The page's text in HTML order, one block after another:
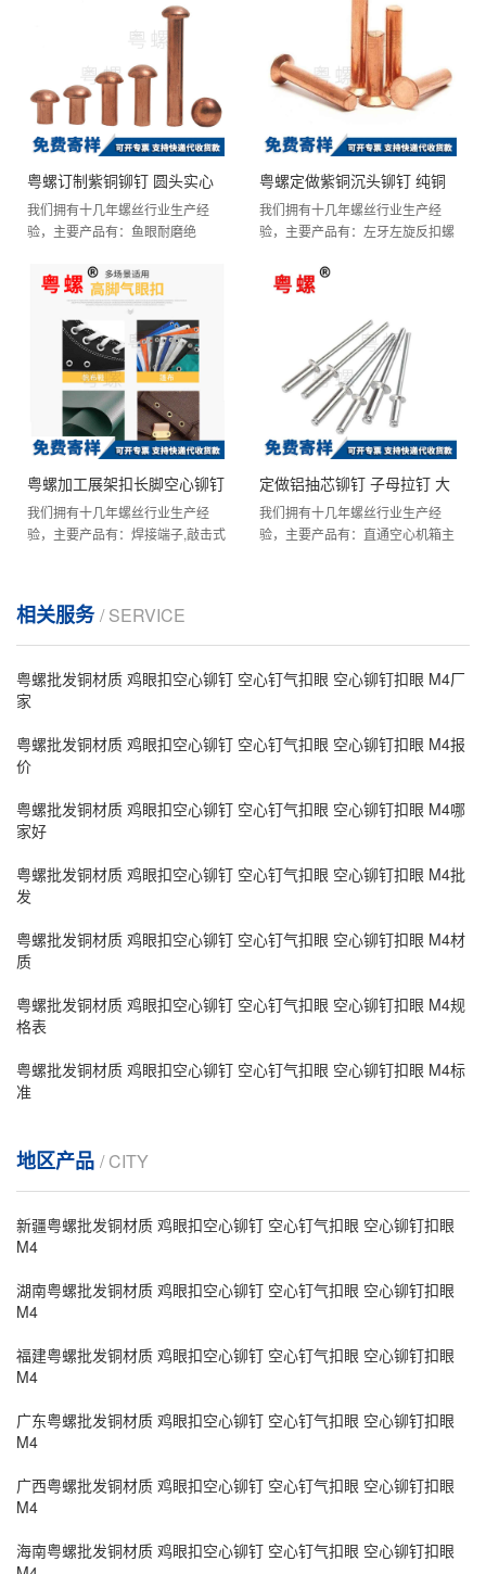
粤螺订制紫铜铆钉 圆头实心
铆钉 GB867紫铜半圆毛钉 元
我们拥有十几年螺丝行业生产经
验，主要产品有：鱼眼耐磨绝
帽,薄型螺帽,波浪弹性弹簧垫...
粤螺定做紫铜沉头铆钉 纯铜
沉头实心铆钉 平锥头铜铆钉
我们拥有十几年螺丝行业生产经
验，主要产品有：左牙左旋反扣螺
级正螺母,商标实心滚花铆钉...
粤螺加工展架扣长脚空心铆钉
高脚宽边鸡眼扣 气眼扣皮带
我们拥有十几年螺丝行业生产经
验，主要产品有：焊接端子,敲击式
定做铝抽芯铆钉 子母拉钉 大
帽铝制抽芯柳钉 半圆头抽心
我们拥有十几年螺丝行业生产经
验，主要产品有：直通空心机箱主
相关服务/ SERVICE
粤螺批发铜材质 鸡眼扣空心铆钉 空心钉气扣眼 空心铆钉扣眼 M4厂
家
粤螺批发铜材质 鸡眼扣空心铆钉 空心钉气扣眼 空心铆钉扣眼 M4报
价
粤螺批发铜材质 鸡眼扣空心铆钉 空心钉气扣眼 空心铆钉扣眼 M4哪
家好
粤螺批发铜材质 鸡眼扣空心铆钉 空心钉气扣眼 空心铆钉扣眼 M4批
发
粤螺批发铜材质 鸡眼扣空心铆钉 空心钉气扣眼 空心铆钉扣眼 M4材
质
粤螺批发铜材质 鸡眼扣空心铆钉 空心钉气扣眼 空心铆钉扣眼 M4规
格表
粤螺批发铜材质 鸡眼扣空心铆钉 空心钉气扣眼 空心铆钉扣眼 M4标
准
地区产品 / CITY
新疆粤螺批发铜材质 鸡眼扣空心铆钉 空心钉气扣眼 空心铆钉扣眼
M4
湖南粤螺批发铜材质 鸡眼扣空心铆钉 空心钉气扣眼 空心铆钉扣眼
M4
福建粤螺批发铜材质 鸡眼扣空心铆钉 空心钉气扣眼 空心铆钉扣眼
M4
广东粤螺批发铜材质 鸡眼扣空心铆钉 空心钉气扣眼 空心铆钉扣眼
M4
广西粤螺批发铜材质 鸡眼扣空心铆钉 空心钉气扣眼 空心铆钉扣眼
M4
海南粤螺批发铜材质 鸡眼扣空心铆钉 空心钉气扣眼 空心铆钉扣眼